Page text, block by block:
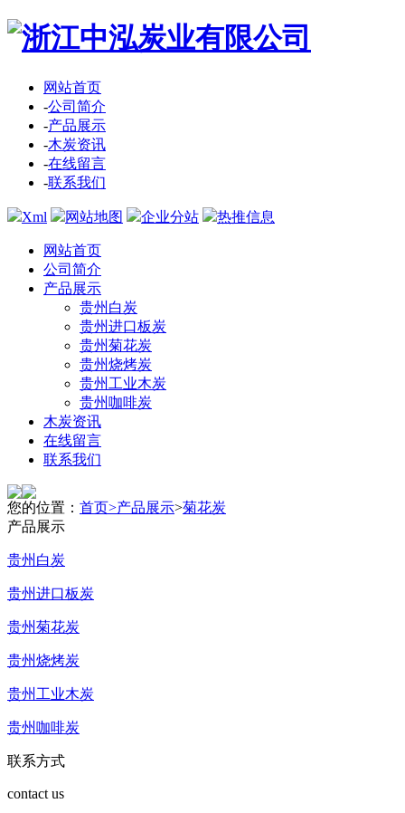
网站首页
-公司简介
-产品展示
-木炭资讯
-在线留言
-联系我们
Xml 网站地图 企业分站 热推信息
网站首页
公司简介
产品展示
贵州白炭
贵州进口板炭
贵州菊花炭
贵州烧烤炭
贵州工业木炭
贵州咖啡炭
木炭资讯
在线留言
联系我们
您的位置： 首页>产品展示>菊花炭
产品展示
贵州白炭
贵州进口板炭
贵州菊花炭
贵州烧烤炭
贵州工业木炭
贵州咖啡炭
联系方式
contact us